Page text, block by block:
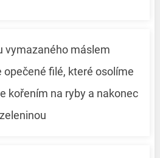
vymazaného máslem
opečené filé, které osolíme
kořením na ryby a nakonec